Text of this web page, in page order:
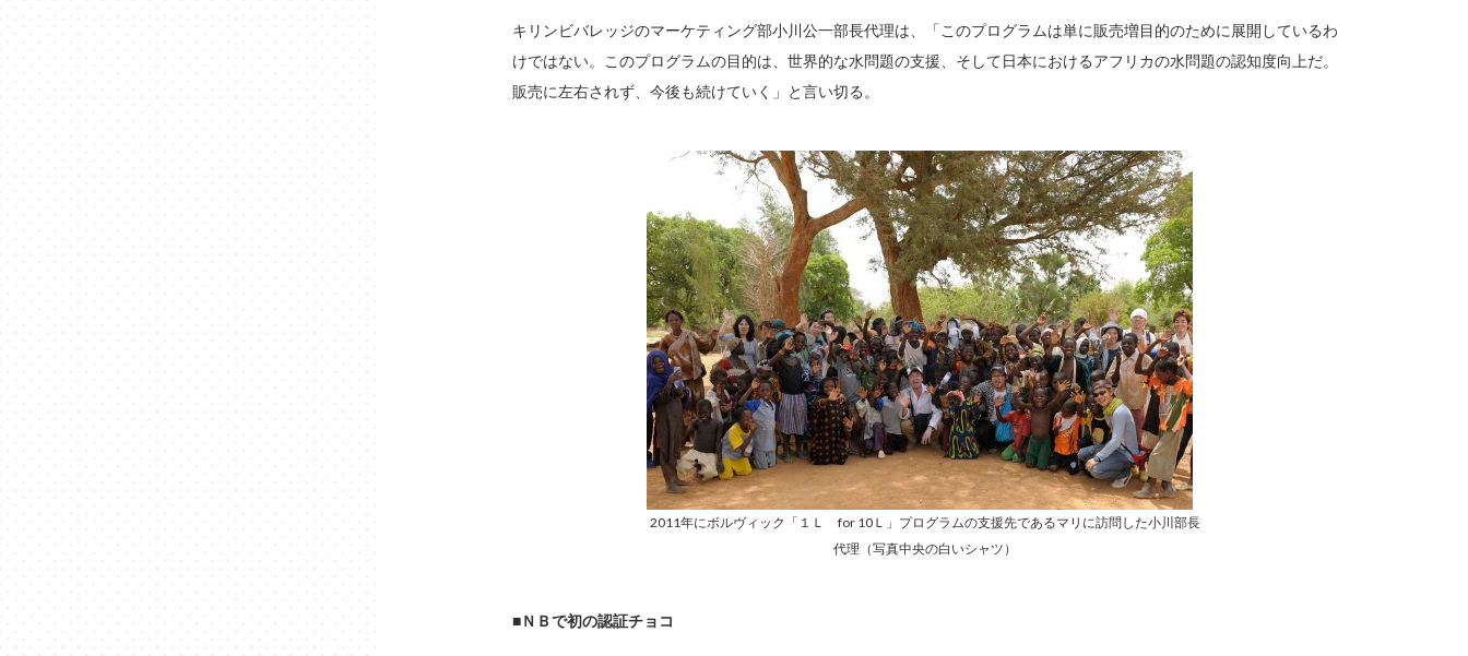
キリンビバレッジのマーケティング部小川公一部長代理は、「このプログラムは単に販売増目的のために展開しているわ
けではない。このプログラムの目的は、世界的な水問題の支援、そして日本におけるアフリカの水問題の認知度向上だ。
販売に左右されず、今後も続けていく」と言い切る。
2011年にボルヴィック「１Ｌ for 10Ｌ」プログラムの支援先であるマリに訪問した小川部長
代理（写真中央の白いシャツ）
■ＮＢで初の認証チョコ